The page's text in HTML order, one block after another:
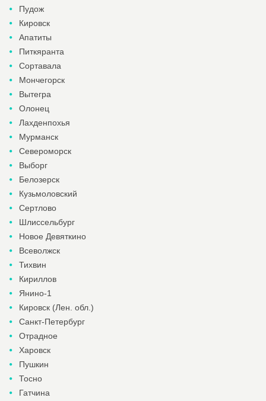
Пудож
Кировск
Апатиты
Питкяранта
Сортавала
Мончегорск
Вытегра
Олонец
Лахденпохья
Мурманск
Североморск
Выборг
Белозерск
Кузьмоловский
Сертлово
Шлиссельбург
Новое Девяткино
Всеволжск
Тихвин
Кириллов
Янино-1
Кировск (Лен. обл.)
Санкт-Петербург
Отрадное
Харовск
Пушкин
Тосно
Гатчина